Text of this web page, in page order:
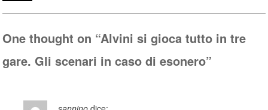
pp
One thought on “Alvini si gioca tutto in tre
gare. Gli scenari in caso di esonero”